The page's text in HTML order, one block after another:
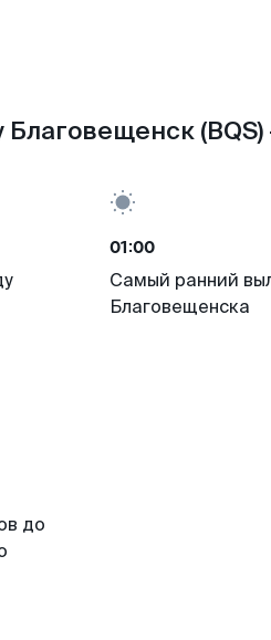
(BQS)
01:00
Самый ранний
Благовещенска
до